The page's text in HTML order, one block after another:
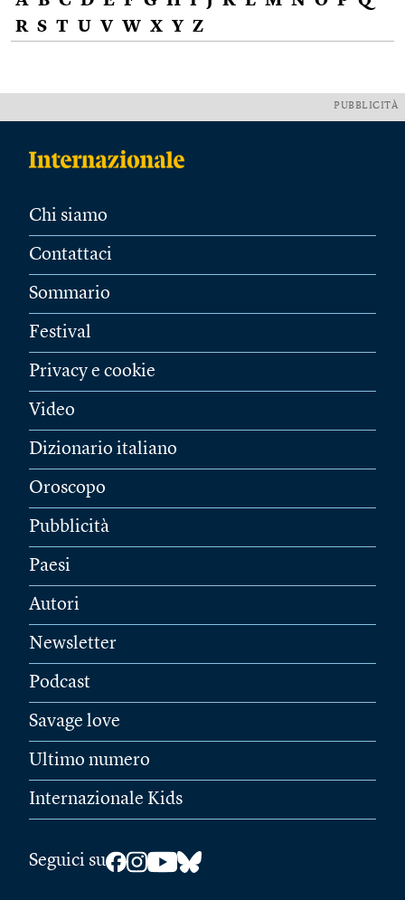
R S T U V W X Y Z
PUBBLICITÀ
Chi siamo
Contattaci
Sommario
Festival
Privacy e cookie
Video
Dizionario italiano
Oroscopo
Pubblicità
Paesi
Autori
Newsletter
Podcast
Savage love
Ultimo numero
Internazionale Kids
Seguici su